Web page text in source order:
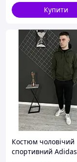
Купити
Костюм чоловічий
спортивний Adidas